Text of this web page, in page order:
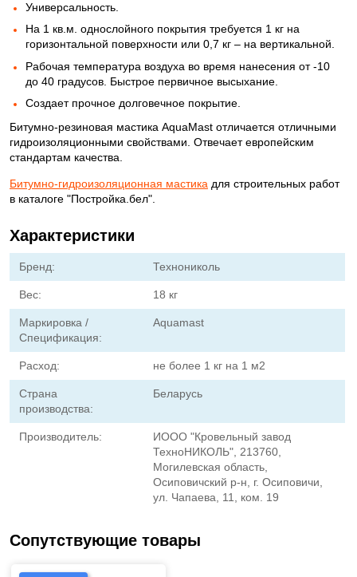
Универсальность.
На 1 кв.м. однослойного покрытия требуется 1 кг на
горизонтальной поверхности или 0,7 кг – на вертикальной.
Рабочая температура воздуха во время нанесения от -10
до 40 градусов. Быстрое первичное высыхание.
Создает прочное долговечное покрытие.
Битумно-резиновая мастика AquaMast отличается отличными
гидроизоляционными свойствами. Отвечает европейским
стандартам качества.
Битумно-гидроизоляционная мастика для строительных работ
в каталоге "Постройка.бел".
Характеристики
Бренд: Технониколь
Вес: 18 кг
Маркировка /
Спецификация:
Aquamast
Расход: не более 1 кг на 1 м2
Страна
производства:
Беларусь
Производитель:
ИООО "Кровельный завод
ТехноНИКОЛЬ", 213760,
Могилевская область,
Осиповичский р-н, г. Осиповичи,
ул. Чапаева, 11, ком. 19
Сопутствующие товары